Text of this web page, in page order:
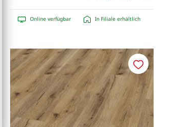
Online verfügbar In Filiale erhältlich
Merken